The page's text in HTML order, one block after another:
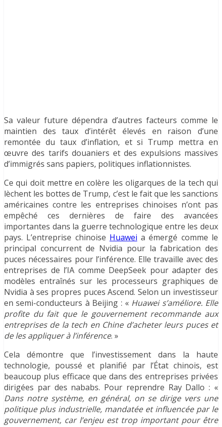
Sa valeur future dépendra d’autres facteurs comme le
maintien des taux d’intérêt élevés en raison d’une
remontée du taux d’inflation, et si Trump mettra en
œuvre des tarifs douaniers et des expulsions massives
d’immigrés sans papiers, politiques inflationnistes.
Ce qui doit mettre en colère les oligarques de la tech qui
lèchent les bottes de Trump, c’est le fait que les sanctions
américaines contre les entreprises chinoises n’ont pas
empêché ces dernières de faire des avancées
importantes dans la guerre technologique entre les deux
pays. L’entreprise chinoise Huawei a émergé comme le
principal concurrent de Nvidia pour la fabrication des
puces nécessaires pour l’inférence. Elle travaille avec des
entreprises de l’IA comme DeepSeek pour adapter des
modèles entraînés sur les processeurs graphiques de
Nvidia à ses propres puces Ascend. Selon un investisseur
en semi-conducteurs à Beijing : « Huawei s’améliore. Elle
profite du fait que le gouvernement recommande aux
entreprises de la tech en Chine d’acheter leurs puces et
de les appliquer à l’inférence. »
Cela démontre que l’investissement dans la haute
technologie, poussé et planifié par l’État chinois, est
beaucoup plus efficace que dans des entreprises privées
dirigées par des nababs. Pour reprendre Ray Dallo : «
Dans notre système, en général, on se dirige vers une
politique plus industrielle, mandatée et influencée par le
gouvernement, car l’enjeu est trop important pour être